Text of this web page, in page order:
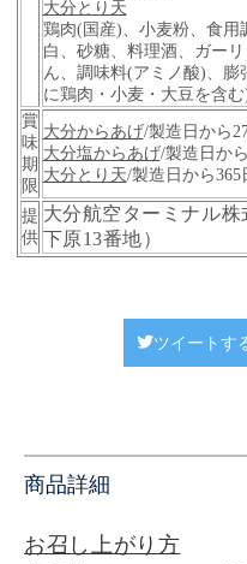
大分とり天
鶏肉(国産)、小麦粉、食用
白、砂糖、料理酒、ガー
ん、 調味料(アミノ酸)、膨
に鶏肉・小麦・大豆を含む
賞
味
期
限
大分からあげ/製造日から
大分塩からあげ/製造日か
大分とり天/製造日から365
提
供
大分航空ターミナル株
下原13番地）
ツイートす
商品詳細
お召し上がり方